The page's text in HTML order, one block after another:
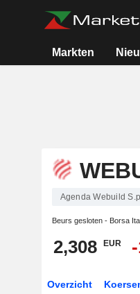
Markten
Agenda Webuild
Beurs gesloten - Borsa
2,308 EUR
Overzicht